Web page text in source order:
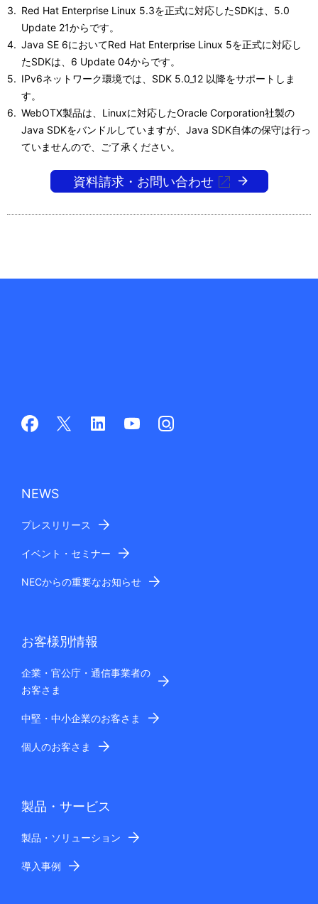
い
ま
す
。
Red Hat Enterprise Linux 5.3を正式に対応したSDKは、5.0
Update 21からです。
Java SE 6においてRed Hat Enterprise Linux 5を正式に対応し
たSDKは、6 Update 04からです。
IPv6ネットワーク環境では、SDK 5.0_12 以降をサポートしま
す。
WebOTX製品は、Linuxに対応したOracle Corporation社製の
Java SDKをバンドルしていますが、Java SDK自体の保守は行っ
ていませんので、ご了承ください。
資料請求・お問い合わせ
NEWS
プレスリリース
イベント・セミナー
NECからの重要なお知らせ
お客様別情報
企業・官公庁・通信事業者の
お客さま
中堅・中小企業のお客さま
個人のお客さま
製品・サービス
製品・ソリューション
導入事例